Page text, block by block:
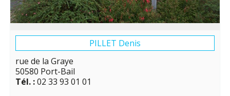
PILLET Denis
rue de la Graye
50580 Port-Bail
Tél. :02 33 93 01 01